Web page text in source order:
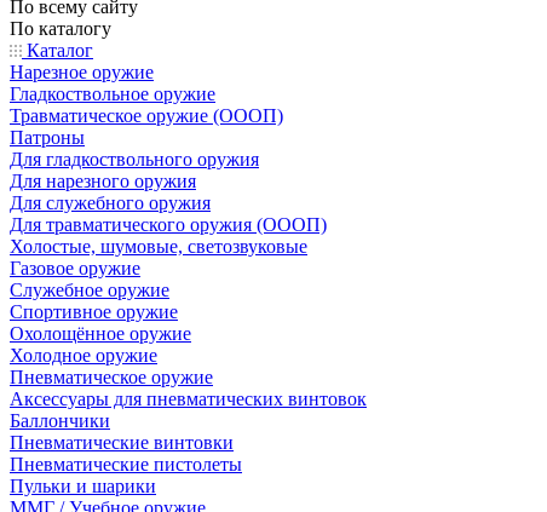
По всему сайту
По каталогу
Каталог
Нарезное оружие
Гладкоствольное оружие
Травматическое оружие (ОООП)
Патроны
Для гладкоствольного оружия
Для нарезного оружия
Для служебного оружия
Для травматического оружия (ОООП)
Холостые, шумовые, светозвуковые
Газовое оружие
Служебное оружие
Спортивное оружие
Охолощённое оружие
Холодное оружие
Пневматическое оружие
Аксессуары для пневматических винтовок
Баллончики
Пневматические винтовки
Пневматические пистолеты
Пульки и шарики
ММГ / Учебное оружие